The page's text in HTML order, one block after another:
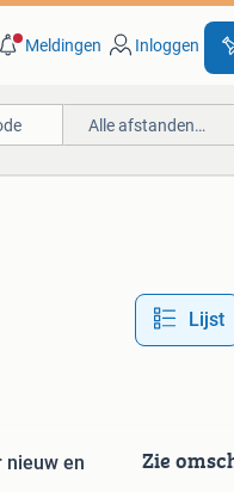
Meldingen Inloggen
Alle afstanden…
Lijst
nieuw en
Zie